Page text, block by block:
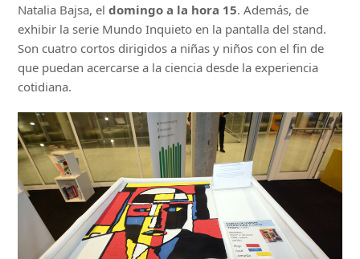
Natalia Bajsa, eldomingo a la hora 15. Además, de
exhibir la serie Mundo Inquieto en la pantalla del stand.
Son cuatro cortos dirigidos a niñas y niños con el fin de
que puedan acercarse a la ciencia desde la experiencia
cotidiana.